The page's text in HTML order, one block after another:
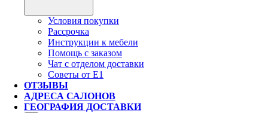
Условия покупки
Рассрочка
Инструкции к мебели
Помощь с заказом
Чат с отделом доставки
Советы от Е1
ОТЗЫВЫ
АДРЕСА САЛОНОВ
ГЕОГРАФИЯ ДОСТАВКИ